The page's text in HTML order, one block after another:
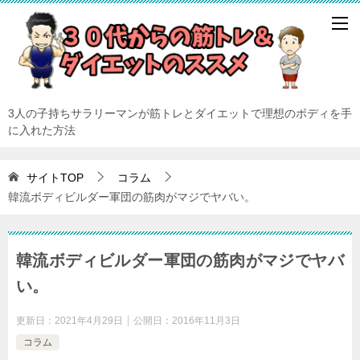
3人の子持ちサラリーマンが筋トレとダイエットで理想のボディを手
に入れた方法
サイトTOP
コラム
韓流ボディビルダー軍団の筋肉がマジでヤバい。
韓流ボディビルダー軍団の筋肉がマジでヤバ
い。
更新日： 2021年4月29日 公開日： 2016年11月3日
コラム